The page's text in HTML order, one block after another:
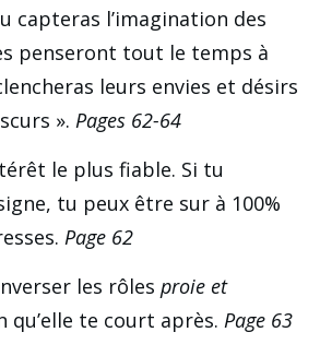
capteras l’imagination des
penseront tout le temps à
leurs envies et désirs
». Pages 62-64
le plus fiable. Si tu
tu peux être sur à 100%
Page 62
les rôles proie et
qu’elle te court après. Page 63